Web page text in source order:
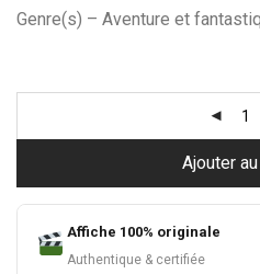
Genre(s) – Aventure et
Ajouter
Affiche 100% originale
Authentique & certifiée